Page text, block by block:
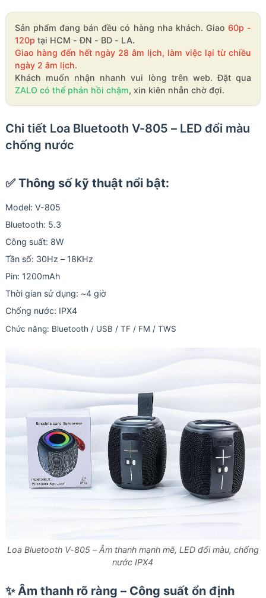
Sản phẩm đang bán đều có hàng nha khách. Giao 60p -
120p tại HCM - ĐN - BD - LA.
Giao hàng đến hết ngày 28 âm lịch, làm việc lại từ chiều
ngày 2 âm lịch.
Khách muốn nhận nhanh vui lòng trên web. Đặt qua
ZALO có thể phản hồi chậm, xin kiên nhẫn chờ đợi.
Chi tiết Loa Bluetooth V-805 – LED đổi màu
chống nước
✅ Thông số kỹ thuật nổi bật:
Model: V-805
Bluetooth: 5.3
Công suất: 8W
Tần số: 30Hz – 18KHz
Pin: 1200mAh
Thời gian sử dụng: ~4 giờ
Chống nước: IPX4
Chức năng: Bluetooth / USB / TF / FM / TWS
Loa Bluetooth V-805 – Âm thanh mạnh mẽ, LED đổi màu, chống
nước IPX4
✨ Âm thanh rõ ràng – Công suất ổn định